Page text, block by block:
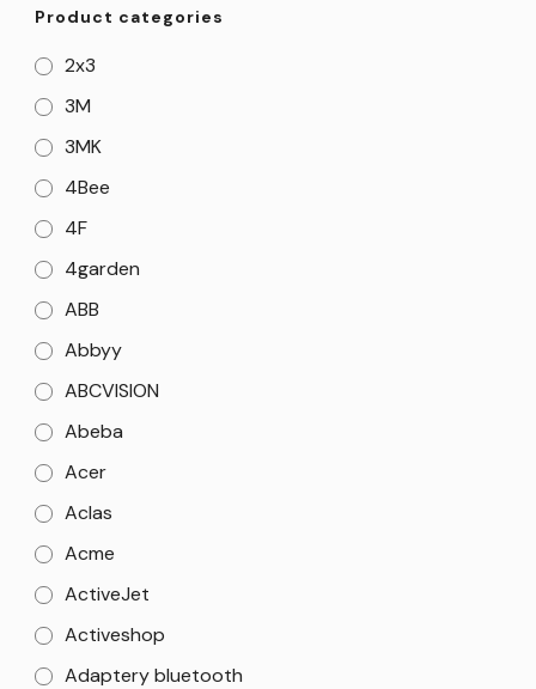
Product categories
2x3
3M
3MK
4Bee
4F
4garden
ABB
Abbyy
ABCVISION
Abeba
Acer
Aclas
Acme
ActiveJet
Activeshop
Adaptery bluetooth